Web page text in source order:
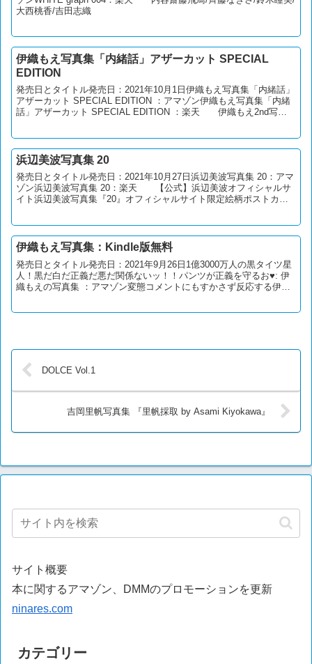
大西桃香/吉田志織
伊織もえ写真集「内緒話」アザーカット SPECIAL
EDITION
発売日とタイトル発売日：2021年10月1日伊織もえ写真集「内緒話」
アザーカット SPECIAL EDITION ：アマゾン伊織もえ写真集「内緒
話」アザーカット SPECIAL EDITION ：楽天 伊織もえ2nd写真
浜辺美波写真集 20
発売日とタイトル発売日：2021年10月27日浜辺美波写真集 20：アマ
ゾン浜辺美波写真集 20：楽天 【公式】浜辺美波オフィシャルサ
イト浜辺美波写真集『20』オフィシャルサイト限定絵柄ポストカー
伊織もえ写真集：Kindle版無料
発売日とタイトル発売日：2021年9月26日1億3000万人の黒タイツ星
人！黒だ白だ正義だ悪だ関係ないッ！！パンツが正義を守るお♥: 伊
織もえの写真集 ：アマゾン変態コメントにもすかさず反応する伊織
DOLCE Vol.1
吉岡里帆写真集 『里帆採取 by Asami Kiyokawa』
サイト概要
本に関するアマゾン、DMMのプロモーションを更新
ninares.com
カテゴリー